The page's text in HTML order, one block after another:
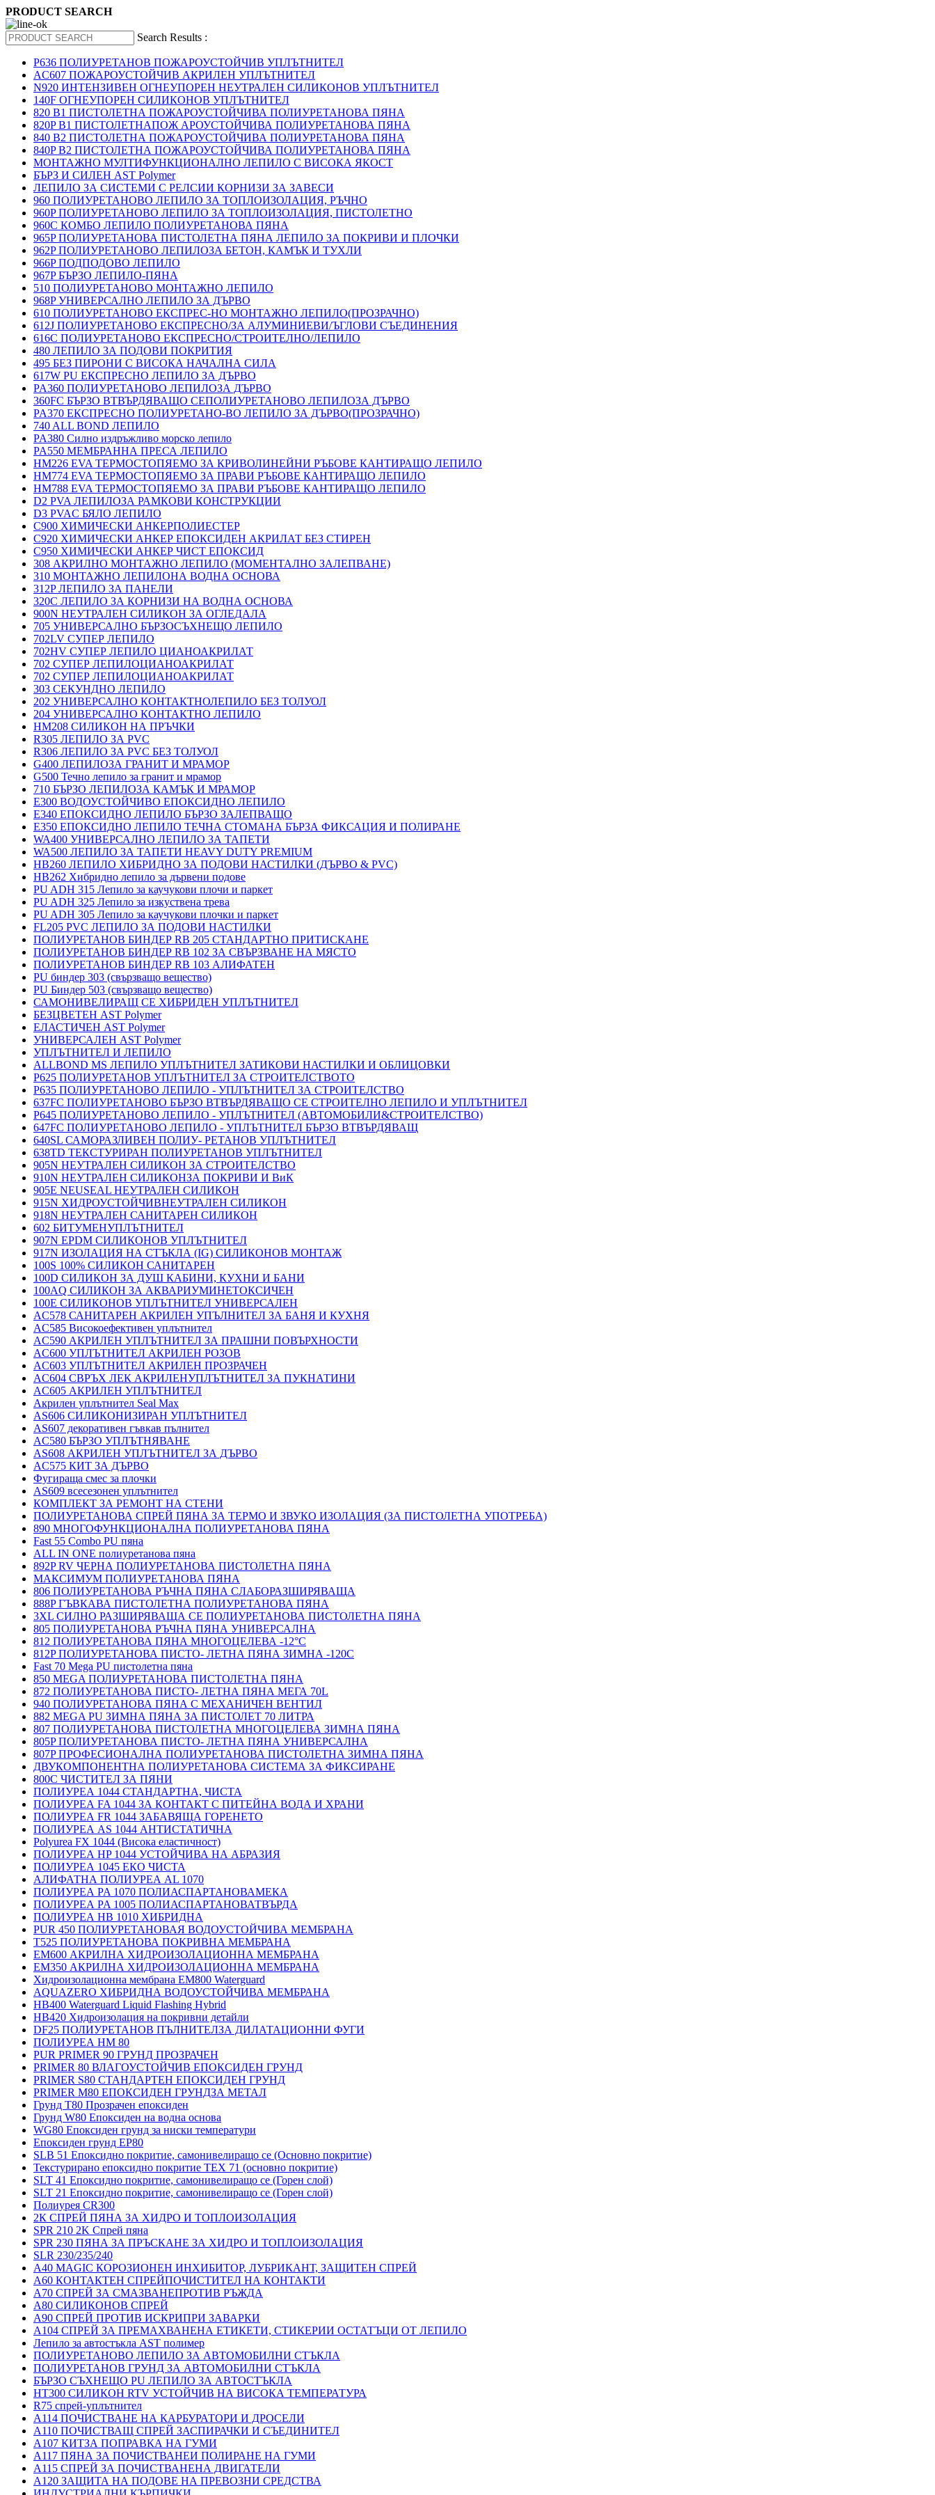
PRODUCT SEARCH
Search Results :
P636 ПОЛИУРЕТАНОВ ПОЖАРОУСТОЙЧИВ УПЛЪТНИТЕЛ
AC607 ПОЖАРОУСТОЙЧИВ АКРИЛЕН УПЛЪТНИТЕЛ
N920 ИНТЕНЗИВЕН ОГНЕУПОРЕН НЕУТРАЛЕН СИЛИКОНОВ УПЛЪТНИТЕЛ
140F ОГНЕУПОРЕН СИЛИКОНОВ УПЛЪТНИТЕЛ
820 B1 ПИСТОЛЕТНА ПОЖАРОУСТОЙЧИВА ПОЛИУРЕТАНОВА ПЯНА
820P B1 ПИСТОЛЕТНАПОЖ АРОУСТОЙЧИВА ПОЛИУРЕТАНОВА ПЯНА
840 B2 ПИСТОЛЕТНА ПОЖАРОУСТОЙЧИВА ПОЛИУРЕТАНОВА ПЯНА
840P B2 ПИСТОЛЕТНА ПОЖАРОУСТОЙЧИВА ПОЛИУРЕТАНОВА ПЯНА
МОНТАЖНО МУЛТИФУНКЦИОНАЛНО ЛЕПИЛО С ВИСОКА ЯКОСТ
БЪРЗ И СИЛЕН AST Polymer
ЛЕПИЛО ЗА СИСТЕМИ С РЕЛСИИ КОРНИЗИ ЗА ЗАВЕСИ
960 ПОЛИУРЕТАНОВО ЛЕПИЛО ЗА ТОПЛОИЗОЛАЦИЯ, РЪЧНО
960P ПОЛИУРЕТАНОВО ЛЕПИЛО ЗА ТОПЛОИЗОЛАЦИЯ, ПИСТОЛЕТНО
960C КОМБО ЛЕПИЛО ПОЛИУРЕТАНОВА ПЯНА
965P ПОЛИУРЕТАНОВА ПИСТОЛЕТНА ПЯНА ЛЕПИЛО ЗА ПОКРИВИ И ПЛОЧКИ
962P ПОЛИУРЕТАНОВО ЛЕПИЛОЗА БЕТОН, КАМЪК И ТУХЛИ
966P ПОДПОДОВО ЛЕПИЛО
967P БЪРЗО ЛЕПИЛО-ПЯНА
510 ПОЛИУРЕТАНОВО МОНТАЖНО ЛЕПИЛО
968P УНИВЕРСАЛНО ЛЕПИЛО ЗА ДЪРВО
610 ПОЛИУРЕТАНОВО ЕКСПРЕС-НО МОНТАЖНО ЛЕПИЛО(ПРОЗРАЧНО)
612J ПОЛИУРЕТАНОВО ЕКСПРЕСНО/ЗА АЛУМИНИЕВИ/ЪГЛОВИ СЪЕДИНЕНИЯ
616C ПОЛИУРЕТАНОВО ЕКСПРЕСНО/СТРОИТЕЛНО/ЛЕПИЛО
480 ЛЕПИЛО ЗА ПОДОВИ ПОКРИТИЯ
495 БЕЗ ПИРОНИ С ВИСОКА НАЧАЛНА СИЛА
617W PU ЕКСПРЕСНО ЛЕПИЛО ЗА ДЪРВО
PA360 ПОЛИУРЕТАНОВО ЛЕПИЛОЗА ДЪРВО
360FC БЪРЗО ВТВЪРДЯВАЩО СЕПОЛИУРЕТАНОВО ЛЕПИЛОЗА ДЪРВО
PA370 ЕКСПРЕСНО ПОЛИУРЕТАНО-ВО ЛЕПИЛО ЗА ДЪРВО(ПРОЗРАЧНО)
740 ALL BOND ЛЕПИЛО
PA380 Силно издръжливо морско лепило
PA550 МЕМБРАННА ПРЕСА ЛЕПИЛО
HM226 EVA ТЕРМОСТОПЯЕМО ЗА КРИВОЛИНЕЙНИ РЪБОВЕ КАНТИРАЩО ЛЕПИЛО
HM774 EVA ТЕРМОСТОПЯЕМО ЗА ПРАВИ РЪБОВЕ КАНТИРАЩО ЛЕПИЛО
HM788 EVA ТЕРМОСТОПЯЕМО ЗА ПРАВИ РЪБОВЕ КАНТИРАЩО ЛЕПИЛО
D2 PVA ЛЕПИЛОЗА РАМКОВИ КОНСТРУКЦИИ
D3 PVAC БЯЛО ЛЕПИЛО
C900 ХИМИЧЕСКИ АНКЕРПОЛИЕСТЕP
C920 ХИМИЧЕСКИ АНКЕР ЕПОКСИДЕН АКРИЛАТ БЕЗ СТИРЕН
C950 ХИМИЧЕСКИ АНКЕР ЧИСТ ЕПОКСИД
308 АКРИЛНО МОНТАЖНО ЛЕПИЛО (МОМЕНТАЛНО ЗАЛЕПВАНЕ)
310 МОНТАЖНО ЛЕПИЛОНА ВОДНА ОСНОВА
312P ЛЕПИЛО ЗА ПАНЕЛИ
320C ЛЕПИЛО ЗА КОРНИЗИ НА ВОДНА ОСНОВА
900N НЕУТРАЛЕН СИЛИКОН ЗА ОГЛЕДАЛА
705 УНИВЕРСАЛНО БЪРЗОСЪХНЕЩО ЛЕПИЛО
702LV СУПЕР ЛЕПИЛО
702HV СУПЕР ЛЕПИЛО ЦИАНОАКРИЛАТ
702 СУПЕР ЛЕПИЛОЦИАНОАКРИЛАТ
702 СУПЕР ЛЕПИЛОЦИАНОАКРИЛАТ
303 СЕКУНДНО ЛЕПИЛО
202 УНИВЕРСАЛНО КОНТАКТНОЛЕПИЛО БЕЗ ТОЛУОЛ
204 УНИВЕРСАЛНО КОНТАКТНО ЛЕПИЛО
HM208 СИЛИКОН НА ПРЪЧКИ
R305 ЛЕПИЛО ЗА PVC
R306 ЛЕПИЛО ЗА PVC БЕЗ ТОЛУОЛ
G400 ЛЕПИЛОЗА ГРАНИТ И МРАМОP
G500 Течно лепило за гранит и мрамор
710 БЪРЗО ЛЕПИЛОЗА КАМЪК И МРАМОP
E300 ВОДОУСТОЙЧИВО ЕПОКСИДНО ЛЕПИЛО
E340 ЕПОКСИДНО ЛЕПИЛО БЪРЗО ЗАЛЕПВАЩО
E350 ЕПОКСИДНО ЛЕПИЛО ТЕЧНА СТОМАНА БЪРЗА ФИКСАЦИЯ И ПОЛИРАНЕ
WA400 УНИВЕРСАЛНО ЛЕПИЛО ЗА ТАПЕТИ
WA500 ЛЕПИЛО ЗА ТАПЕТИ HEAVY DUTY PREMIUM
HB260 ЛЕПИЛО ХИБРИДНО ЗА ПОДОВИ НАСТИЛКИ (ДЪРВО & PVC)
HB262 Хибридно лепило за дървени подове
PU ADH 315 Лепило за каучукови плочи и паркет
PU ADH 325 Лепило за изкуствена трева
PU ADH 305 Лепило за каучукови плочки и паркет
FL205 PVC ЛЕПИЛО ЗА ПОДОВИ НАСТИЛКИ
ПОЛИУРЕТАНОВ БИНДЕР RB 205 СТАНДАРТНО ПРИТИСКАНЕ
ПОЛИУРЕТАНОВ БИНДЕР RB 102 ЗА СВЪРЗВАНЕ НА МЯСТО
ПОЛИУРЕТАНОВ БИНДЕР RB 103 АЛИФАТЕН
PU биндер 303 (свързващо вещество)
PU Биндер 503 (свързващо вещество)
САМОНИВЕЛИРАЩ СЕ ХИБРИДЕН УПЛЪТНИТЕЛ
БЕЗЦВЕТЕН AST Polymer
ЕЛАСТИЧЕН AST Polymer
УНИВЕРСАЛЕН AST Polymer
УПЛЪТНИТЕЛ И ЛЕПИЛО
ALLBOND MS ЛЕПИЛО УПЛЪТНИТЕЛ ЗАТИКОВИ НАСТИЛКИ И ОБЛИЦОВКИ
P625 ПОЛИУРЕТАНОВ УПЛЪТНИТЕЛ ЗА СТРОИТЕЛСТВОТО
P635 ПОЛИУРЕТАНОВО ЛЕПИЛО - УПЛЪТНИТЕЛ ЗА СТРОИТЕЛСТВО
637FC ПОЛИУРЕТАНОВО БЪРЗО ВТВЪРДЯВАЩО СЕ СТРОИТЕЛНО ЛЕПИЛО И УПЛЪТНИТЕЛ
P645 ПОЛИУРЕТАНОВО ЛЕПИЛО - УПЛЪТНИТЕЛ (АВТОМОБИЛИ&СТРОИТЕЛСТВО)
647FC ПОЛИУРЕТАНОВО ЛЕПИЛО - УПЛЪТНИТЕЛ БЪРЗО ВТВЪРДЯВАЩ
640SL САМОРАЗЛИВЕН ПОЛИУ- РЕТАНОВ УПЛЪТНИТЕЛ
638TD ТЕКСТУРИРАН ПОЛИУРЕТАНОВ УПЛЪТНИТЕЛ
905N НЕУТРАЛЕН СИЛИКОН ЗА СТРОИТЕЛСТВО
910N НЕУТРАЛЕН СИЛИКОНЗА ПОКРИВИ И ВиК
905E NEUSEAL НЕУТРАЛЕН СИЛИКОН
915N ХИДРОУСТОЙЧИВНЕУТРАЛЕН СИЛИКОН
918N НЕУТРАЛЕН САНИТАРЕН СИЛИКОН
602 БИТУМЕНУПЛЪТНИТЕЛ
907N EPDM СИЛИКОНОВ УПЛЪТНИТЕЛ
917N ИЗОЛАЦИЯ НА СТЪКЛА (IG) СИЛИКОНОВ МОНТАЖ
100S 100% СИЛИКОН САНИТАРЕН
100D СИЛИКОН ЗА ДУШ КАБИНИ, КУХНИ И БАНИ
100AQ СИЛИКОН ЗА АКВАРИУМИНЕТОКСИЧЕН
100E СИЛИКОНОВ УПЛЪТНИТЕЛ УНИВЕРСАЛЕН
AC578 САНИТАРЕН АКРИЛЕН УПЪЛНИТЕЛ ЗА БАНЯ И КУХНЯ
AC585 Високоефективен уплътнител
AC590 АКРИЛЕН УПЛЪТНИТЕЛ ЗА ПРАШНИ ПОВЪРХНОСТИ
AC600 УПЛЪТНИТЕЛ АКРИЛЕН РОЗОВ
AC603 УПЛЪТНИТЕЛ АКРИЛЕН ПРОЗРАЧЕН
AC604 СВРЪХ ЛЕК АКРИЛЕНУПЛЪТНИТЕЛ ЗА ПУКНАТИНИ
AC605 АКРИЛЕН УПЛЪТНИТЕЛ
Акрилен уплътнител Seal Max
AS606 СИЛИКОНИЗИРАН УПЛЪТНИТЕЛ
AS607 декоративен гъвкав пълнител
AC580 БЪРЗО УПЛЪТНЯВАНЕ
AS608 АКРИЛЕН УПЛЪТНИТЕЛ ЗА ДЪРВО
AC575 КИТ ЗА ДЪРВО
Фугираща смес за плочки
AS609 всесезонен уплътнител
КОМПЛЕКТ ЗА РЕМОНТ НА СТЕНИ
ПОЛИУРЕТАНОВА СПРЕЙ ПЯНА ЗА ТЕРМО И ЗВУКО ИЗОЛАЦИЯ (ЗА ПИСТОЛЕТНА УПОТРЕБА)
890 МНОГОФУНКЦИОНАЛНА ПОЛИУРЕТАНОВА ПЯНА
Fast 55 Combo PU пяна
ALL IN ONE полиуретанова пяна
892P RV ЧЕРНА ПОЛИУРЕТАНОВА ПИСТОЛЕТНА ПЯНА
МАКСИМУМ ПОЛИУРЕТАНОВА ПЯНА
806 ПОЛИУРЕТАНОВА РЪЧНА ПЯНА СЛАБОРАЗШИРЯВАЩА
888P ГЪВКАВА ПИСТОЛЕТНА ПОЛИУРЕТАНОВА ПЯНА
3XL СИЛНО РАЗШИРЯВАЩА СЕ ПОЛИУРЕТАНОВА ПИСТОЛЕТНА ПЯНА
805 ПОЛИУРЕТАНОВА РЪЧНА ПЯНА УНИВЕРСАЛНА
812 ПОЛИУРЕТАНОВА ПЯНА МНОГОЦЕЛЕВА -12°C
812P ПОЛИУРЕТАНОВА ПИСТО- ЛЕТНА ПЯНА ЗИМНА -120С
Fast 70 Mega PU пистолетна пяна
850 MEGA ПОЛИУРЕТАНОВА ПИСТОЛЕТНА ПЯНА
872 ПОЛИУРЕТАНОВА ПИСТО- ЛЕТНА ПЯНА МЕГА 70L
940 ПОЛИУРЕТАНОВА ПЯНА С МЕХАНИЧЕН ВЕНТИЛ
882 MEGA PU ЗИМНА ПЯНА ЗА ПИСТОЛЕТ 70 ЛИТРА
807 ПОЛИУРЕТАНОВА ПИСТОЛЕТНА МНОГОЦЕЛЕВА ЗИМНА ПЯНА
805P ПОЛИУРЕТАНОВА ПИСТО- ЛЕТНА ПЯНА УНИВЕРСАЛНА
807P ПРОФЕСИОНАЛНА ПОЛИУРЕТАНОВА ПИСТОЛЕТНА ЗИМНА ПЯНА
ДВУКОМПОНЕНТНА ПОЛИУРЕТАНОВА СИСТЕМА ЗА ФИКСИРАНЕ
800C ЧИСТИТЕЛ ЗА ПЯНИ
ПОЛИУРЕА 1044 СТАНДАРТНА, ЧИСТА
ПОЛИУРЕА FA 1044 ЗА КОНТАКТ С ПИТЕЙНА ВОДА И ХРАНИ
ПОЛИУРЕА FR 1044 ЗАБАВЯЩА ГОРЕНЕТО
ПОЛИУРЕА AS 1044 АНТИСТАТИЧНА
Polyurea FX 1044 (Висока еластичност)
ПОЛИУРЕА HP 1044 УСТОЙЧИВА НА АБРАЗИЯ
ПОЛИУРЕА 1045 ЕКО ЧИСТА
АЛИФАТНА ПОЛИУРЕА AL 1070
ПОЛИУРЕА PA 1070 ПОЛИАСПАРТАНОВАМЕКА
ПОЛИУРЕА PA 1005 ПОЛИАСПАРТАНОВАТВЪРДА
ПОЛИУРЕА HB 1010 ХИБРИДНА
PUR 450 ПОЛИУРЕТАНОВАЯ ВОДОУСТОЙЧИВА МЕМБРАНА
T525 ПОЛИУРЕТАНОВА ПОКРИВНА МЕМБРАНА
EM600 АКРИЛНА ХИДРОИЗОЛАЦИОННА МЕМБРАНА
EM350 АКРИЛНА ХИДРОИЗОЛАЦИОННА МЕМБРАНА
Хидроизолационна мембрана EM800 Waterguard
AQUAZERO ХИБРИДНА ВОДОУСТОЙЧИВА МЕМБРАНА
HB400 Waterguard Liquid Flashing Hybrid
HB420 Хидроизолация на покривни детайли
DF25 ПОЛИУРЕТАНОВ ПЪЛНИТЕЛЗА ДИЛАТАЦИОННИ ФУГИ
ПОЛИУРЕА HM 80
PUR PRIMER 90 ГРУНД ПРОЗРАЧЕН
PRIMER 80 ВЛАГОУСТОЙЧИВ ЕПОКСИДЕН ГРУНД
PRIMER S80 СТАНДАРТЕН ЕПОКСИДЕН ГРУНД
PRIMER M80 ЕПОКСИДЕН ГРУНДЗА МЕТАЛ
Грунд Т80 Прозрачен епоксиден
Грунд W80 Епоксиден на водна основа
WG80 Епоксиден грунд за ниски температури
Епоксиден грунд EP80
SLB 51 Епоксидно покритие, самонивелиращо се (Основно покритие)
Текстурирано епоксидно покритие TEX 71 (основно покритие)
SLT 41 Епоксидно покритие, самонивелиращо се (Горен слой)
SLT 21 Епоксидно покритие, самонивелиращо се (Горен слой)
Полиурея CR300
2К СПРЕЙ ПЯНА ЗА ХИДРО И ТОПЛОИЗОЛАЦИЯ
SPR 210 2K Спрей пяна
SPR 230 ПЯНА ЗА ПРЪСКАНЕ ЗА ХИДРО И ТОПЛОИЗОЛАЦИЯ
SLR 230/235/240
A40 MAGIC КОРОЗИОНЕН ИНХИБИТОР, ЛУБРИКАНТ, ЗАЩИТЕН СПРЕЙ
A60 КОНТАКТЕН СПРЕЙПОЧИСТИТЕЛ НА КОНТАКТИ
A70 СПРЕЙ ЗА СМАЗВАНЕПРОТИВ РЪЖДА
A80 СИЛИКОНОВ СПРЕЙ
A90 СПРЕЙ ПРОТИВ ИСКРИПРИ ЗАВАРКИ
A104 СПРЕЙ ЗА ПРЕМАХВАНЕНА ЕТИКЕТИ, СТИКЕРИИ ОСТАТЪЦИ ОТ ЛЕПИЛО
Лепило за автостъкла AST полимер
ПОЛИУРЕТАНОВО ЛЕПИЛО ЗА АВТОМОБИЛНИ СТЪКЛА
ПОЛИУРЕТАНОВ ГРУНД ЗА АВТОМОБИЛНИ СТЪКЛА
БЪРЗО СЪХНЕЩО PU ЛЕПИЛО ЗА АВТОСТЪКЛА
HT300 СИЛИКОН RTV УСТОЙЧИВ НА ВИСОКА ТЕМПЕРАТУРА
R75 спрей-уплътнител
A114 ПОЧИСТВАНЕ НА КАРБУРАТОРИ И ДРОСЕЛИ
A110 ПОЧИСТВАЩ СПРЕЙ ЗАСПИРАЧКИ И СЪЕДИНИТЕЛ
A107 КИТЗА ПОПРАВКА НА ГУМИ
A117 ПЯНА ЗА ПОЧИСТВАНЕИ ПОЛИРАНЕ НА ГУМИ
A115 СПРЕЙ ЗА ПОЧИСТВАНЕНА ДВИГАТЕЛИ
A120 ЗАЩИТА НА ПОДОВЕ НА ПРЕВОЗНИ СРЕДСТВА